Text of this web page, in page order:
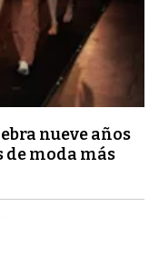
nueve años
moda más